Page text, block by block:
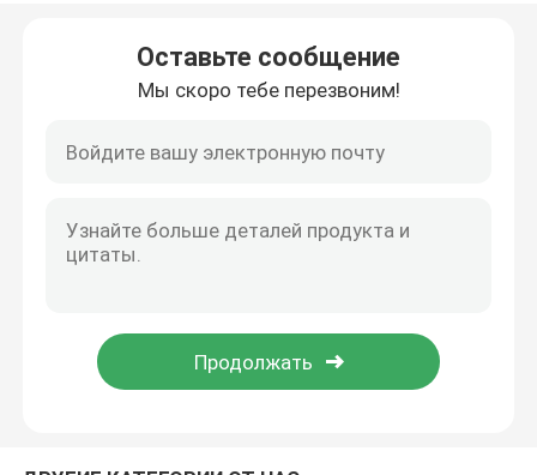
Оставьте сообщение
Мы скоро тебе перезвоним!